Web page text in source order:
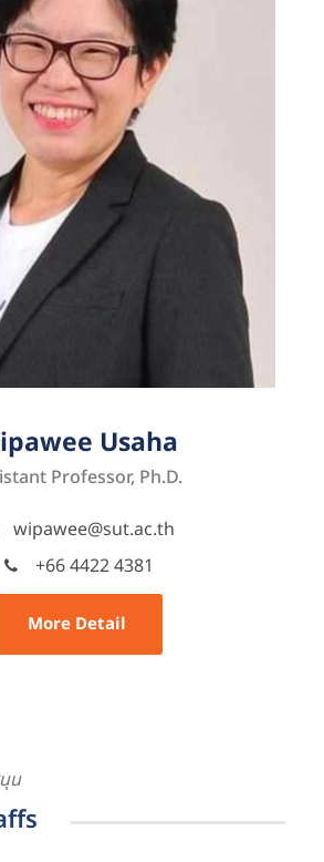
Usaha
Professor, Ph.D.
wipawee@sut.ac.th
+66 4422 4381
More Detail
น